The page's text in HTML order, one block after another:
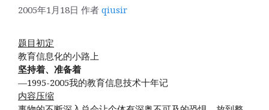
2005年1月18日 作者 qiusir
题目初定
教育信息化的小路上
坚持着、准备着
—1995-2005我的教育信息技术十年记
内容压缩